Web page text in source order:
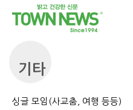
기타
싱글 모임(사교춤, 여행 등등)